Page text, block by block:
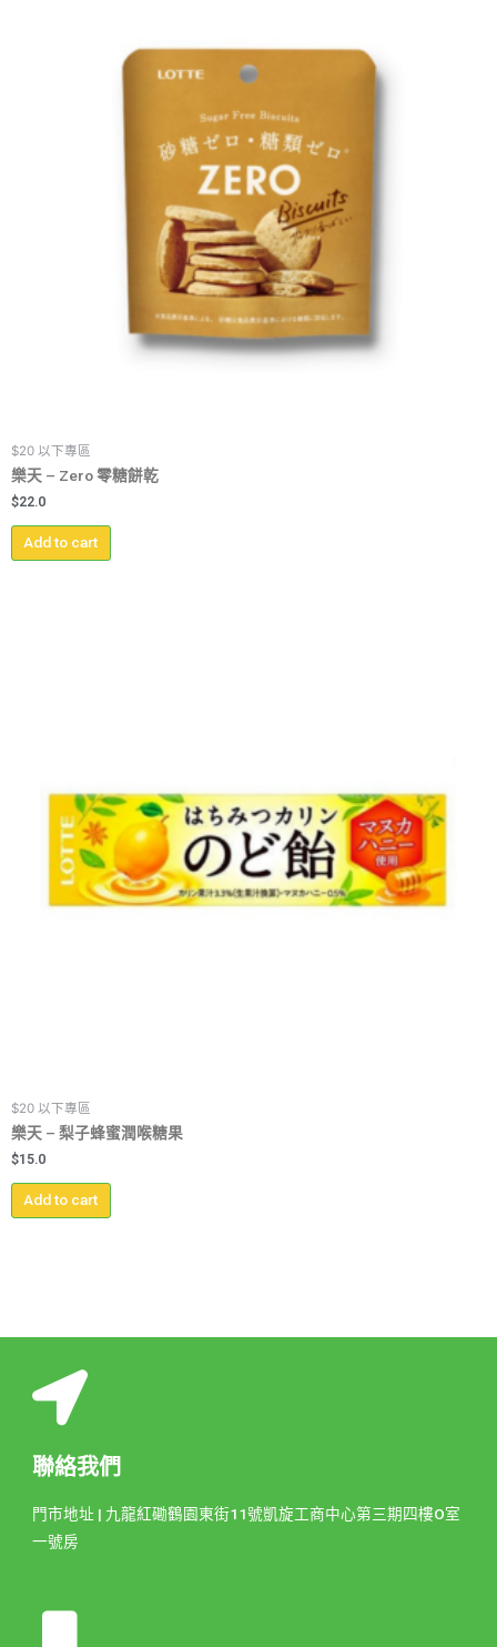
$20 以下專區
樂天 – Zero 零糖餅乾
$22.0
Add to cart
$20 以下專區
樂天 – 梨子蜂蜜潤喉糖果
$15.0
Add to cart
聯絡我們
門市地址 | 九龍紅磡鶴園東街11號凱旋工商中心第三期四樓O室
一號房